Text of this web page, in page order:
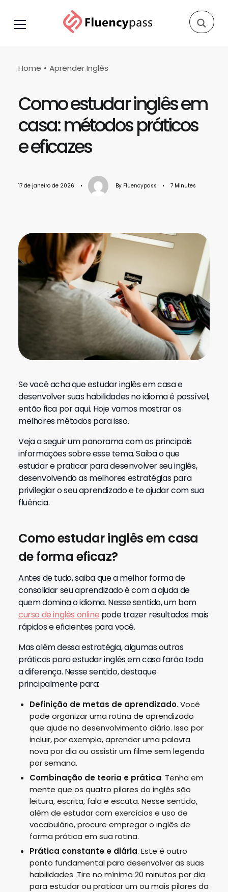
Home Aprender Inglês
Como estudar inglês em
casa: métodos práticos
e eficazes
17 de janeiro de 2026 • By Fluencypass • 7 Minutes
Se você acha que estudar inglês em casa e
desenvolver suas habilidades no idioma é possível,
então fica por aqui. Hoje vamos mostrar os
melhores métodos para isso.
Veja a seguir um panorama com as principais
informações sobre esse tema. Saiba o que
estudar e praticar para desenvolver seu inglês,
desenvolvendo as melhores estratégias para
privilegiar o seu aprendizado e te ajudar com sua
fluência.
Como estudar inglês em casa
de forma eficaz?
Antes de tudo, saiba que a melhor forma de
consolidar seu aprendizado é com a ajuda de
quem domina o idioma. Nesse sentido, um bom
curso de inglês online pode trazer resultados mais
rápidos e eficientes para você.
Mas além dessa estratégia, algumas outras
práticas para estudar inglês em casa farão toda
a diferença. Nesse sentido, destaque
principalmente para:
Definição de metas de aprendizado. Você
pode organizar uma rotina de aprendizado
que ajude no desenvolvimento diário. Isso por
incluir, por exemplo, aprender uma palavra
nova por dia ou assistir um filme sem legenda
por semana.
Combinação de teoria e prática. Tenha em
mente que os quatro pilares do inglês são
leitura, escrita, fala e escuta. Nesse sentido,
além de estudar com exercícios e uso de
vocabulário, procure empregar o inglês de
forma prática em sua rotina.
Prática constante e diária. Este é outro
ponto fundamental para desenvolver as suas
habilidades. Tire no mínimo 20 minutos por dia
para estudar ou praticar um ou mais pilares da